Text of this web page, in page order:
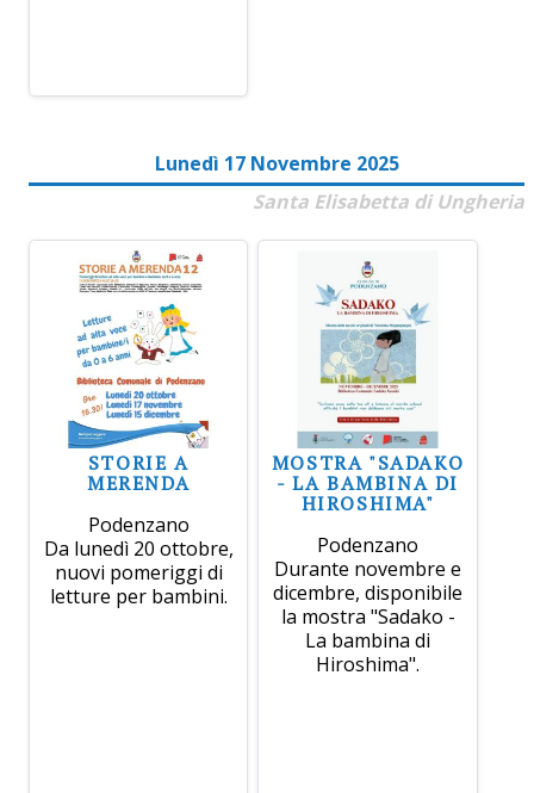
Lunedì 17 Novembre 2025
Santa Elisabetta di Ungheria
STORIE A
MERENDA
Podenzano
Da lunedì 20 ottobre,
nuovi pomeriggi di
letture per bambini.
MOSTRA "SADAKO
- LA BAMBINA DI
HIROSHIMA"
Podenzano
Durante novembre e
dicembre, disponibile
la mostra "Sadako -
La bambina di
Hiroshima".